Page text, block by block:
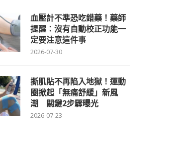
血壓計不準恐吃錯藥！藥師
提醒：沒有自動校正功能一
定要注意這件事
2026-07-30
撕肌貼不再陷入地獄！運動
圈掀起「無痛舒緩」新風
潮 關鍵2步驟曝光
2026-07-23